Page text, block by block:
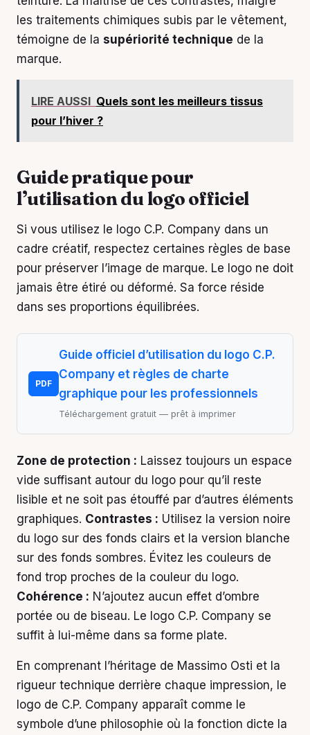
les traitements chimiques subis par le vêtement,
témoigne de la supériorité technique de la
marque.
LIRE AUSSI Quels sont les meilleurs tissus
pour l’hiver ?
Guide pratique pour
l’utilisation du logo officiel
Si vous utilisez le logo C.P. Company dans un
cadre créatif, respectez certaines règles de base
pour préserver l’image de marque. Le logo ne doit
jamais être étiré ou déformé. Sa force réside
dans ses proportions équilibrées.
PDF
Guide officiel d’utilisation du logo C.P.
Company et règles de charte
graphique pour les professionnels
Téléchargement gratuit — prêt à imprimer
Zone de protection : Laissez toujours un espace
vide suffisant autour du logo pour qu’il reste
lisible et ne soit pas étouffé par d’autres éléments
graphiques. Contrastes : Utilisez la version noire
du logo sur des fonds clairs et la version blanche
sur des fonds sombres. Évitez les couleurs de
fond trop proches de la couleur du logo.
Cohérence : N’ajoutez aucun effet d’ombre
portée ou de biseau. Le logo C.P. Company se
suffit à lui-même dans sa forme plate.
En comprenant l’héritage de Massimo Osti et la
rigueur technique derrière chaque impression, le
logo de C.P. Company apparaît comme le
symbole d’une philosophie où la fonction dicte la